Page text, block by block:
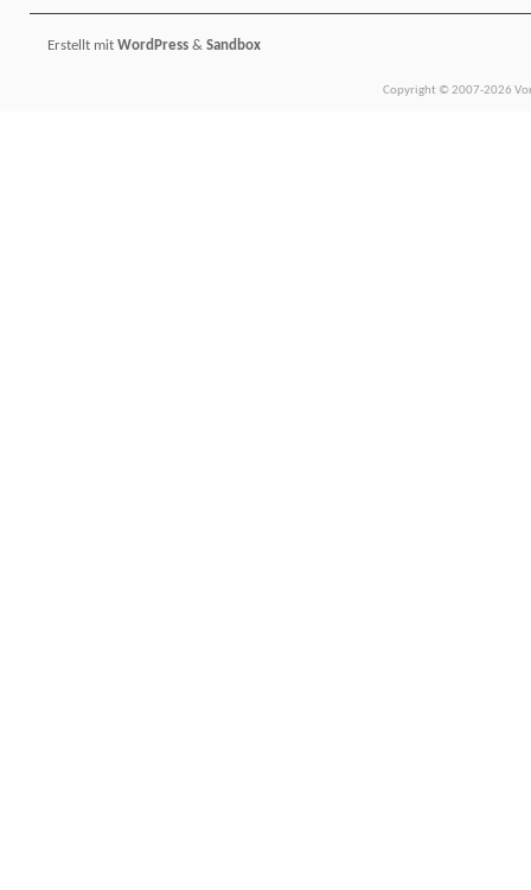
Erstellt mit WordPress & Sandbox
Copyright © 2007-2026